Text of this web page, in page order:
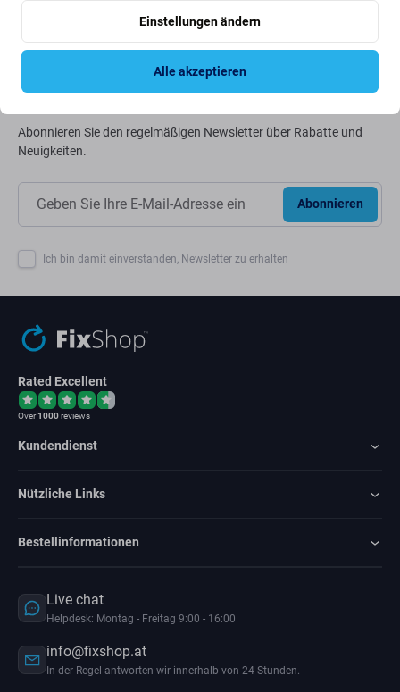
Newsletter-Fix
Abonnieren Sie den regelmäßigen Newsletter über Rabatte und
Neuigkeiten.
Abonnieren
Ich bin damit einverstanden, Newsletter zu erhalten
Rated Excellent
Over1000reviews
Kundendienst
Nützliche Links
Bestellinformationen
Live chat
Helpdesk: Montag - Freitag 9:00 - 16:00
info@fixshop.at
In der Regel antworten wir innerhalb von 24 Stunden.
Einstellungen ändern
Alle akzeptieren